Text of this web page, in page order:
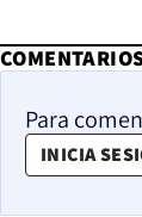
Para
INICIA